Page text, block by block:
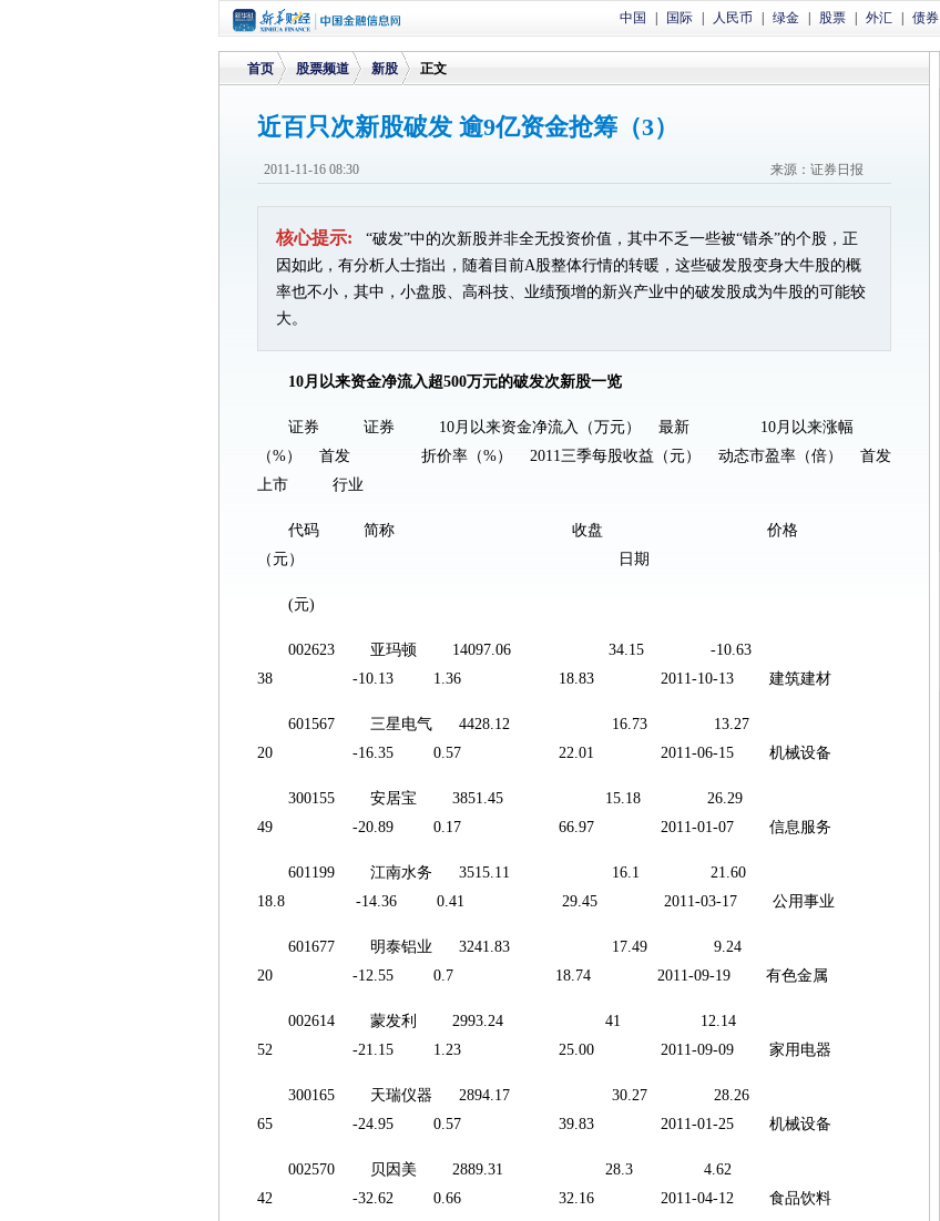
中国 国际 人民币 绿金 股票 外汇 债券
首页
>
股票频道
>
新股 正文
近百只次新股破发 逾9亿资金抢筹（3）
来源：证券日报
2011-11-16 08:30
核心提示:
“破发”中的次新股并非全无投资价值，其中不乏一些被“错杀”的个股，正
因如此，有分析人士指出，随着目前A股整体行情的转暖，这些破发股变身大牛股的概
率也不小，其中，小盘股、高科技、业绩预增的新兴产业中的破发股成为牛股的可能较
大。
10月以来资金净流入超500万元的破发次新股一览
证券 证券 10月以来资金净流入（万元） 最新 10月以来涨幅
（%） 首发 折价率（%） 2011三季每股收益（元） 动态市盈率（倍） 首发
上市 行业
代码 简称 收盘 价格
（元） 日期
(元)
002623 亚玛顿 14097.06 34.15 -10.63
38 -10.13 1.36 18.83 2011-10-13 建筑建材
601567 三星电气 4428.12 16.73 13.27
20 -16.35 0.57 22.01 2011-06-15 机械设备
300155 安居宝 3851.45 15.18 26.29
49 -20.89 0.17 66.97 2011-01-07 信息服务
601199 江南水务 3515.11 16.1 21.60
18.8 -14.36 0.41 29.45 2011-03-17 公用事业
601677 明泰铝业 3241.83 17.49 9.24
20 -12.55 0.7 18.74 2011-09-19 有色金属
002614 蒙发利 2993.24 41 12.14
52 -21.15 1.23 25.00 2011-09-09 家用电器
300165 天瑞仪器 2894.17 30.27 28.26
65 -24.95 0.57 39.83 2011-01-25 机械设备
002570 贝因美 2889.31 28.3 4.62
42 -32.62 0.66 32.16 2011-04-12 食品饮料